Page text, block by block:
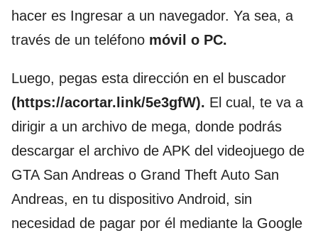
hacer es Ingresar a un navegador. Ya sea, a
través de un teléfono móvil o PC.
Luego, pegas esta dirección en el buscador
(https://acortar.link/5e3gfW). El cual, te va a
dirigir a un archivo de mega, donde podrás
descargar el archivo de APK del videojuego de
GTA San Andreas o Grand Theft Auto San
Andreas, en tu dispositivo Android, sin
necesidad de pagar por él mediante la Google